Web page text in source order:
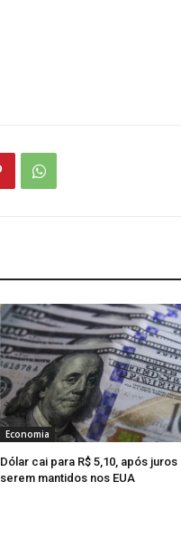
Economia
Dólar cai para R$ 5,10, após juros
serem mantidos nos EUA